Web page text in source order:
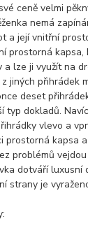
ceně velmi
nemá
a její vnitřní
prostorná kapsa,
lze ji využít na
jiných přihrádek
deset
typ dokladů.
vlevo a
prostorná kapsa
problémů
dotváří luxusní
strany je